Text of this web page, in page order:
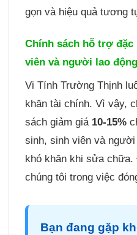
gọn và hiệu quả tương
Chính sách hỗ trợ
viên và người lao động
Vi Tính Trường Thịnh
khăn tài chính. Vì vậy,
sách giảm giá 10-15%
sinh, sinh viên và
khó khăn khi sửa
chúng tôi trong việc
Bạn đang gặp